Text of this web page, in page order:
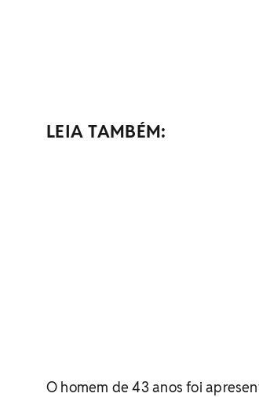
LEIA TAMBÉM:
O homem de 43 anos foi